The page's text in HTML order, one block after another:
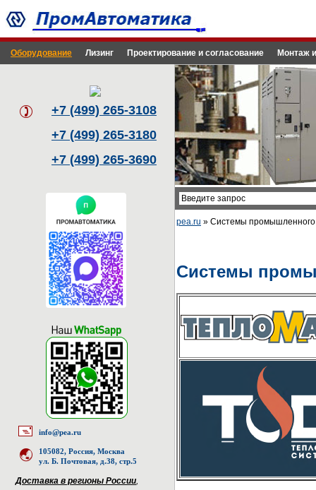
Оборудование Лизинг Проектирование и согласование Монтаж
+7 (499) 265-3108
+7 (499) 265-3180
+7 (499) 265-3690
info@pea.ru
105082, Россия, Москва
ул. Б. Почтовая, д.38, стр.5
Доставка в регионы России,
pea.ru » Системы промышленного
Системы